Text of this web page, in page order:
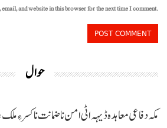
email, and website in this browser for the next time I comment.
حوال
مکہ دفاعی معاہدہ ڈیہہ اٹی امن نا ضمانت نا کسر ءِ